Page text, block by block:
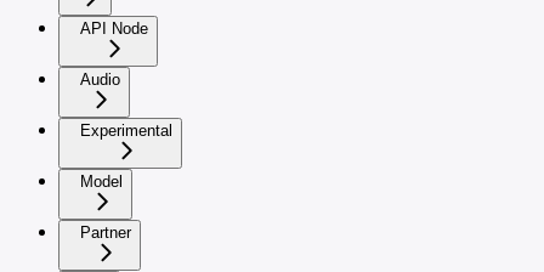
API Node
Audio
Experimental
Model
Partner